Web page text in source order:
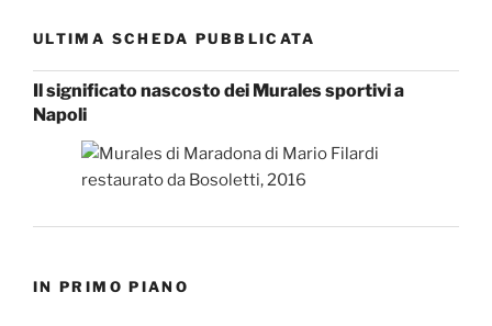
ULTIMA SCHEDA PUBBLICATA
Il significato nascosto dei Murales sportivi a
Napoli
IN PRIMO PIANO